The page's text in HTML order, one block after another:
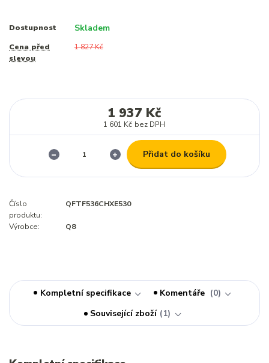
Dostupnost Skladem
Cena před
slevou
1 827 Kč
1 937 Kč
1 601 Kč bez DPH
Přidat do košíku
Číslo
produktu:
QFTF536CHXE530
Výrobce: Q8
Kompletní specifikace Komentáře
0
Související zboží
1